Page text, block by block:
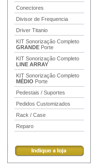
Conectores
Divisor de Frequencia
Driver Titanio
KIT Sonorização Completo
GRANDE Porte
KIT Sonorização Completo
LINE ARRAY
KIT Sonorização Completo
MÉDIO Porte
Pedestais / Suportes
Pedidos Customizados
Rack / Case
Reparo